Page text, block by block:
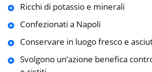
Ricchi di potassio e minerali
Confezionati a Napoli
Conservare in luogo fresco e
Svolgono un’azione benefica